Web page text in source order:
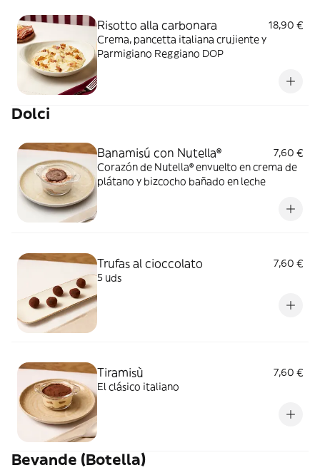
Risotto alla carbonara
18,90 €
Crema, pancetta italiana crujiente y
Parmigiano Reggiano DOP
Dolci
Banamisú con Nutella®
7,60 €
Corazón de Nutella® envuelto en crema de
plátano y bizcocho bañado en leche
Trufas al cioccolato
7,60 €
5 uds
Tiramisù
7,60 €
El clásico italiano
Bevande (Botella)